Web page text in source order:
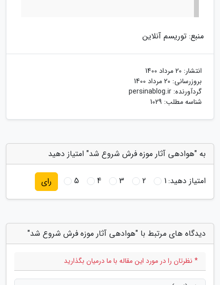
منبع: توریسم آنلاین
انتشار: 20 مرداد 1400
بروزرسانی: 20 مرداد 1400
گردآورنده: persinablog.ir
شناسه مطلب: 1029
به "هوادهی آثار موزه فرش شروع شد" امتیاز دهید
امتیاز دهید:1
2
3
4
5 رای
دیدگاه های مرتبط با "هوادهی آثار موزه فرش شروع شد"
* نظرتان را در مورد این مقاله با ما درمیان بگذارید